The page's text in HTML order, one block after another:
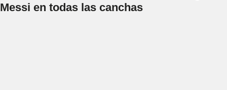
Messi en todas las canchas